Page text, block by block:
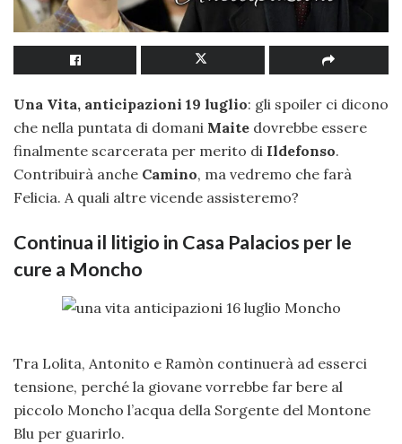
Una Vita, anticipazioni 19 luglio: gli spoiler ci dicono
che nella puntata di domani Maite dovrebbe essere
finalmente scarcerata per merito di Ildefonso.
Contribuirà anche Camino, ma vedremo che farà
Felicia. A quali altre vicende assisteremo?
Continua il litigio in Casa Palacios per le
cure a Moncho
Tra Lolita, Antonito e Ramòn continuerà ad esserci
tensione, perché la giovane vorrebbe far bere al
piccolo Moncho l’acqua della Sorgente del Montone
Blu per guarirlo.